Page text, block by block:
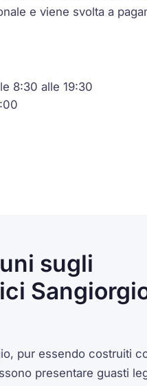
e viene svolta a
8:30 alle 19:30
sugli
pur essendo costruiti
presentare guasti